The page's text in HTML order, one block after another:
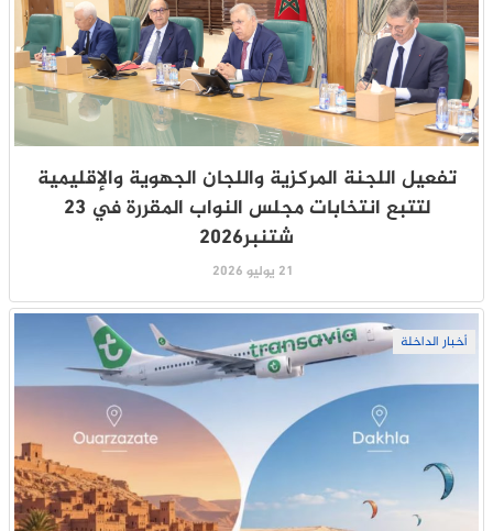
تفعيل اللجنة المركزية واللجان الجهوية والإقليمية
لتتبع انتخابات مجلس النواب المقررة في 23
شتنبر2026
21 يوليو 2026
أخبار الداخلة